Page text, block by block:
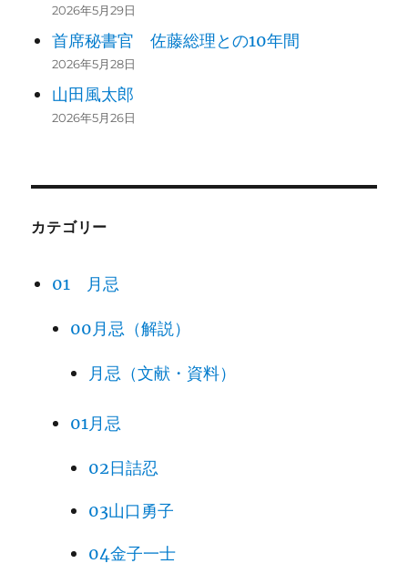
2026年5月29日
首席秘書官 佐藤総理との10年間
2026年5月28日
山田風太郎
2026年5月26日
カテゴリー
01 月忌
00月忌（解説）
月忌（文献・資料）
01月忌
02日詰忍
03山口勇子
04金子一士